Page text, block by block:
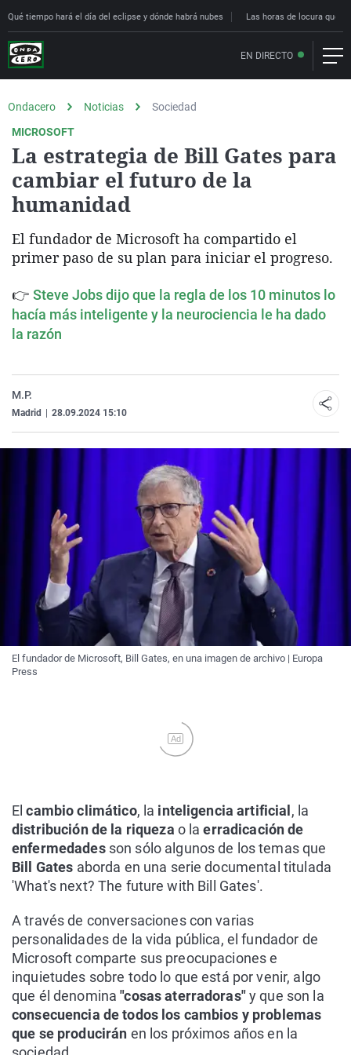
Qué tiempo hará el día del eclipse y dónde habrá nubes Las horas de locura que
EN DIRECTO
Ondacero Noticias
Sociedad
MICROSOFT
La estrategia de Bill Gates para
cambiar el futuro de la
humanidad
El fundador de Microsoft ha compartido el
primer paso de su plan para iniciar el progreso.
👉 Steve Jobs dijo que la regla de los 10 minutos lo
hacía más inteligente y la neurociencia le ha dado
la razón
M.P.
Madrid 28.09.2024 15:10
El fundador de Microsoft, Bill Gates, en una imagen de archivo | Europa
Press
Ad
Elcambio climático, la inteligencia artificial , la
distribución de la riqueza o laerradicación de
enfermedadesson sólo algunos de los temas que
Bill Gates aborda en una serie documental titulada
'What's next? The future with Bill Gates'.
A través de conversaciones con varias
personalidades de la vida pública, el fundador de
Microsoft comparte sus preocupaciones e
inquietudes sobre todo lo que está por venir, algo
que él denomina"cosas aterradoras"y que son la
consecuencia de todos los cambios y problemas
que se producirán en los próximos años en la